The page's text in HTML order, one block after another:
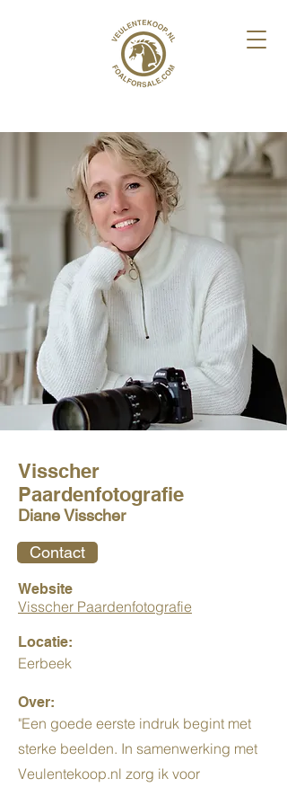
Visscher
Paardenfotografie
Diane Visscher
Contact
Website
Visscher Paardenfotografie
Locatie:
Eerbeek
Over:
"Een goede eerste indruk begint met
sterke beelden. In samenwerking met
Veulentekoop.nl zorg ik voor